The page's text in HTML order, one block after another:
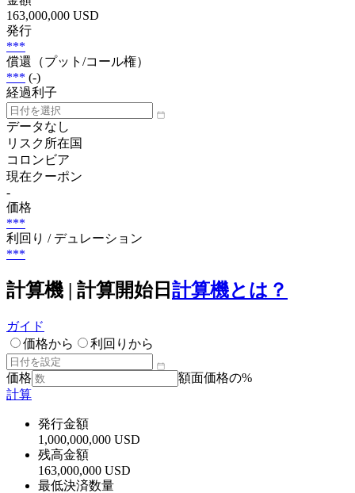
163,000,000 USD
発行
***
償還（プット/コール権）
*** (-)
経過利子
データなし
リスク所在国
コロンビア
現在クーポン
-
価格
***
利回り / デュレーション
***
計算機 | 計算開始日 計算機とは？
ガイド
価格から
利回りから
価格
額面価格の%
計算
発行金額
1,000,000,000 USD
残高金額
163,000,000 USD
最低決済数量